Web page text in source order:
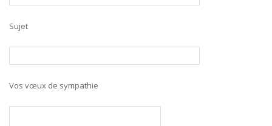
Sujet
Vos vœux de sympathie